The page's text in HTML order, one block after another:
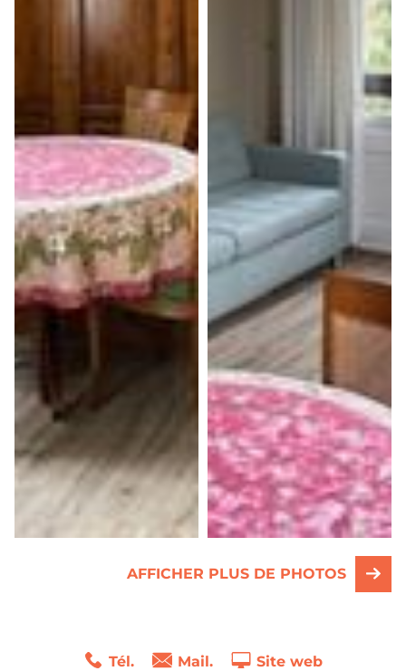
AFFICHER PLUS DE PHOTOS
Tél. Mail. Site web